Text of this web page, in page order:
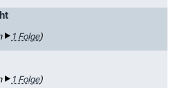
1 Folge)
1 Folge)